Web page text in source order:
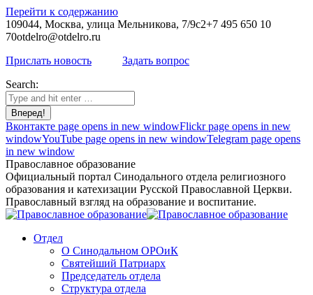
Перейти к содержанию
109044, Москва, улица Мельникова, 7/9с2+7 495 650 10
70otdelro@otdelro.ru
Прислать новость
Задать вопрос
Search:
Вконтакте page opens in new windowFlickr page opens in new
windowYouTube page opens in new windowTelegram page opens
in new window
Православное образование
Официальный портал Синодального отдела религиозного
образования и катехизации Русской Православной Церкви.
Православный взгляд на образование и воспитание.
Отдел
О Синодальном ОРОиК
Святейший Патриарх
Председатель отдела
Структура отдела